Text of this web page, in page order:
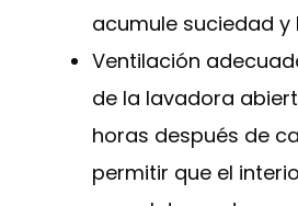
acumule suciedad y
Ventilación
de la lavadora
horas después de
permitir que el